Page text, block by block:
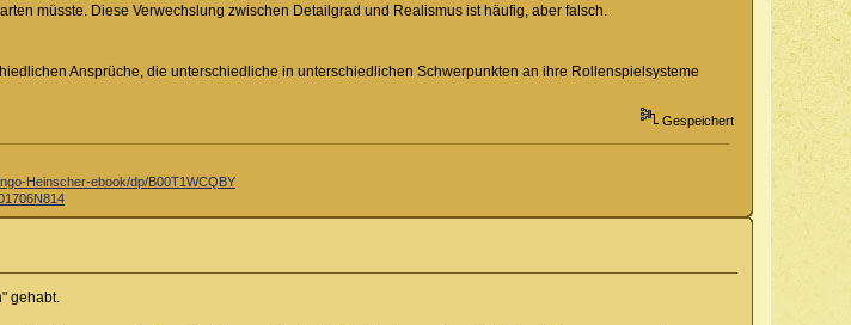
müsste. Diese Verwechslung zwischen Detailgrad und Realismus ist häufig, aber falsch.
Ansprüche, die unterschiedliche in unterschiedlichen Schwerpunkten an ihre Rollenspielsysteme
Gespeichert
Heinscher-ebook/dp/B00T1WCQBY
gehabt.